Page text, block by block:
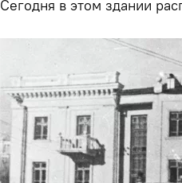
Сегодня в этом здании